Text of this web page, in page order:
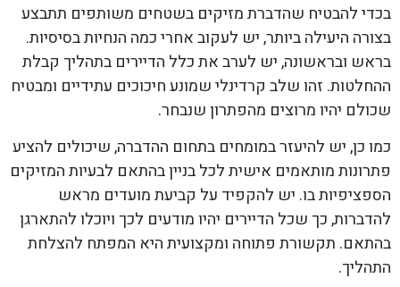
בכדי להבטיח שהדברת מזיקים בשטחים משותפים תתבצע
בצורה היעילה ביותר, יש לעקוב אחרי כמה הנחיות בסיסיות.
בראש ובראשונה, יש לערב את כלל הדיירים בתהליך קבלת
ההחלטות. זהו שלב קרדינלי שמונע חיכוכים עתידיים ומבטיח
שכולם יהיו מרוצים מהפתרון שנבחר.
כמו כן, יש להיעזר במומחים בתחום ההדברה, שיכולים להציע
פתרונות מותאמים אישית לכל בניין בהתאם לבעיות המזיקים
הספציפיות בו. יש להקפיד על קביעת מועדים מראש
להדברות, כך שכל הדיירים יהיו מודעים לכך ויוכלו להתארגן
בהתאם. תקשורת פתוחה ומקצועית היא המפתח להצלחת
התהליך.